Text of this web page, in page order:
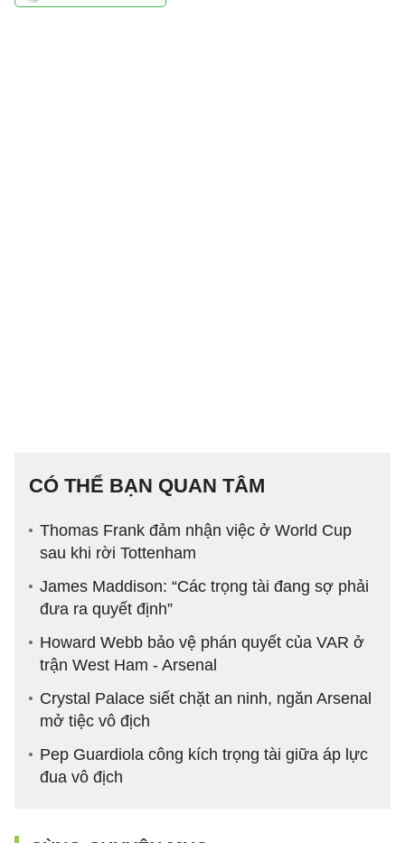
CÓ THỂ BẠN QUAN TÂM
Thomas Frank đảm nhận việc ở World Cup
sau khi rời Tottenham
James Maddison: “Các trọng tài đang sợ phải
đưa ra quyết định”
Howard Webb bảo vệ phán quyết của VAR ở
trận West Ham - Arsenal
Crystal Palace siết chặt an ninh, ngăn Arsenal
mở tiệc vô địch
Pep Guardiola công kích trọng tài giữa áp lực
đua vô địch